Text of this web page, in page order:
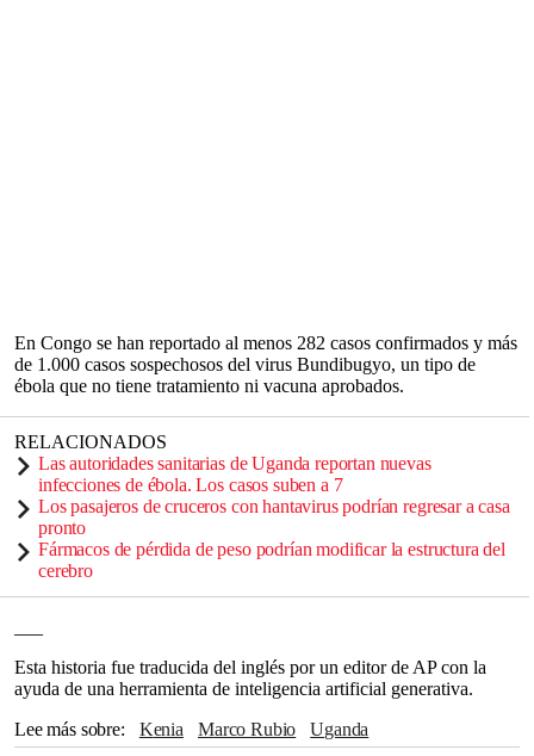
En Congo se han reportado al menos 282 casos confirmados y más
de 1.000 casos sospechosos del virus Bundibugyo, un tipo de
ébola que no tiene tratamiento ni vacuna aprobados.
RELACIONADOS
Las autoridades sanitarias de Uganda reportan nuevas
infecciones de ébola. Los casos suben a 7
Los pasajeros de cruceros con hantavirus podrían regresar a casa
pronto
Fármacos de pérdida de peso podrían modificar la estructura del
cerebro
Esta historia fue traducida del inglés por un editor de AP con la
ayuda de una herramienta de inteligencia artificial generativa.
Lee más sobre
Kenia Marco Rubio Uganda